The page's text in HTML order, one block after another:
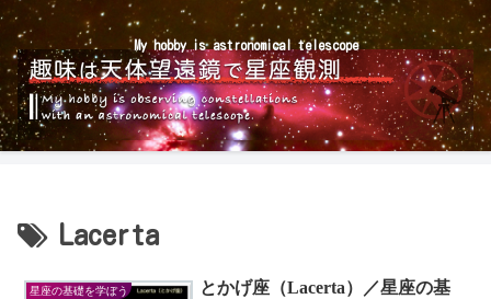
My hobby is astronomical telescope
Lacerta
星座の基礎を学ぼう
とかげ座（Lacerta）／星座の基